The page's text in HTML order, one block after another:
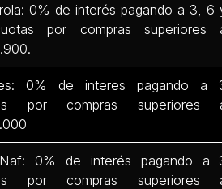
0% de interés pagando a 3, 6
por compras superiores
0% de interes pagando a
por compras superiores
0% de interés pagando a
por compras superiores